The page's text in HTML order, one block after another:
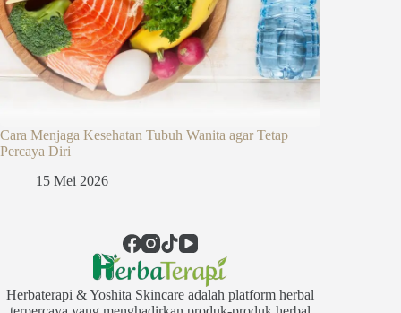
Cara Menjaga Kesehatan Tubuh Wanita agar Tetap
Percaya Diri
15 Mei 2026
Herbaterapi & Yoshita Skincare adalah platform herbal